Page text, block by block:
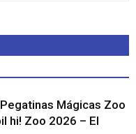
Mágicas Zoo
hi! Zoo 2026 – El